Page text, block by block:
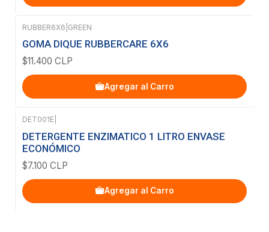
RUBBER6X6 GREEN
GOMA DIQUE RUBBERCARE 6X6
$11.400 CLP
Agregar al Carro
DET001E
DETERGENTE ENZIMATICO 1 LITRO ENVASE
ECONÓMICO
$7.100 CLP
Agregar al Carro